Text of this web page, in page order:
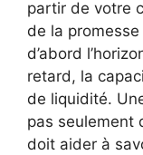
partir de votre
de la
d’abord
retard, la
de liquidité.
pas seulement
doit aider à